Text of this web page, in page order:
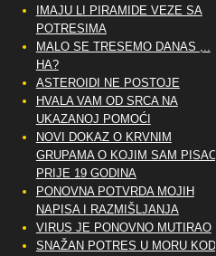
IMAJU LI PIRAMIDE VEZE SA
POTRESIMA
MALO SE TRESEMO DANAS ,..
HA?
ASTEROIDI NE POSTOJE
HVALA VAM OD SRCA NA
UKAZANOJ POMOĆI
NOVI DOKAZ O KRVNIM
GRUPAMA O KOJIM SAM PISAO
PRIJE 19 GODINA
PONOVNA POTVRDA MOJIH
NAPISA I RAZMIŠLJANJA
VIRUS JE PONOVNO MUTIRAO
SNAŽAN POTRES U MORU KOD